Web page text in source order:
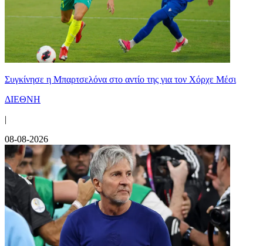
Συγκίνησε η Μπαρτσελόνα στο αντίο της για τον Χόρχε Μέσι
ΔΙΕΘΝΗ
|
08-08-2026